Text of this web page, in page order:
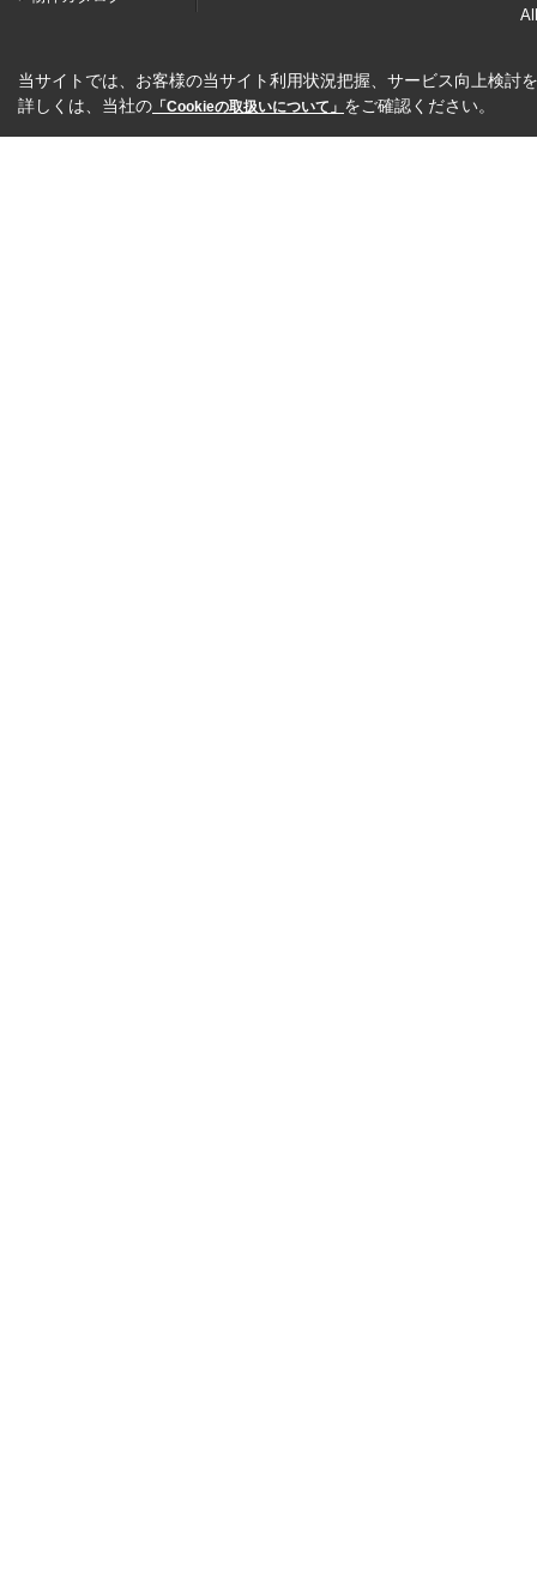
当サイトでは、お客様の当サイト利用状況把握、サービス向上検討
詳しくは、当社の 「Cookieの取扱いについて」 をご確認ください。